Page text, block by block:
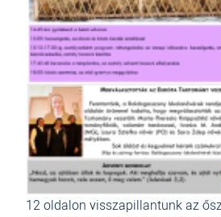
12 oldalon visszapillantunk az